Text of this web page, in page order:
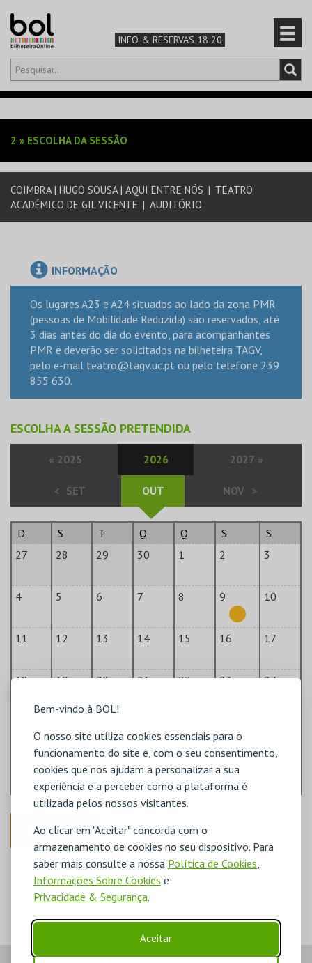
Bem-vindo à BOL!
O nosso site utiliza cookies essenciais para o
funcionamento do site e, com o seu consentimento,
cookies que nos ajudam a personalizar a sua
experiência e a perceber como a plataforma é
utilizada pelos nossos visitantes.
Ao clicar em "Aceitar" concorda com o
armazenamento de cookies no seu dispositivo. Para
saber mais consulte a nossa Política de Cookies
Informações Sobre Cookies e
Privacidade & Segurança.
Aceitar
INFO & RESERVAS 18 20
Olá,iniciar sessão
TEATRO & ARTE
MÚSICA & FESTIVAIS
DESPORTO & AVENTURA
2 » ESCOLHA DA SESSÃO
COIMBRA | HUGO SOUSA | AQUI ENTRE NÓS | TEATRO
ACADÉMICO DE GIL VICENTE | AUDITÓRIO
INFORMAÇÃO
Os lugares A23 e A24 situados ao lado da zona PMR
(pessoas de Mobilidade Reduzida) são reservados, até
3 dias antes do dia do evento, para acompanhantes
PMR e deverão ser solicitados na bilheteira TAGV,
pelo e-mail teatro@tagv.uc.pt ou pelo telefone 239
855 630.
ESCOLHA A SESSÃO PRETENDIDA
« 2025 2026 2027 »
< SET OUT NOV >
D S T Q Q S
S
27
28 29 30 1 2 3
4 5 6 7 8 9 10
11 12 13 14 15 16 17
18 19 20 21 22 23 24
2
ANTERIOR
DISPONÍVEL
POUCO DISPONÍVEL
ESGOTADO